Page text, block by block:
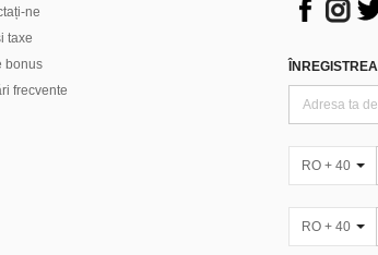
ne
taxe
bonus
frecvente
RO + 40
RO + 40